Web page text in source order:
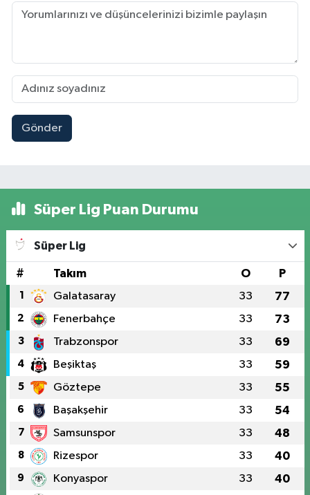
Gönder
Süper Lig Puan Durumu
Süper Lig
# Takım O P
1 Galatasaray 33 77
2 Fenerbahçe 33 73
3 Trabzonspor 33 69
4 Beşiktaş 33 59
5 Göztepe 33 55
6 Başakşehir 33 54
7 Samsunspor 33 48
8 Rizespor 33 40
9 Konyaspor 33 40